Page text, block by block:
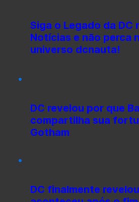
Siga o Legado da DC
Notícias e não perca
universo dcnauta!
DC revelou por que
compartilha sua
Gotham
DC finalmente